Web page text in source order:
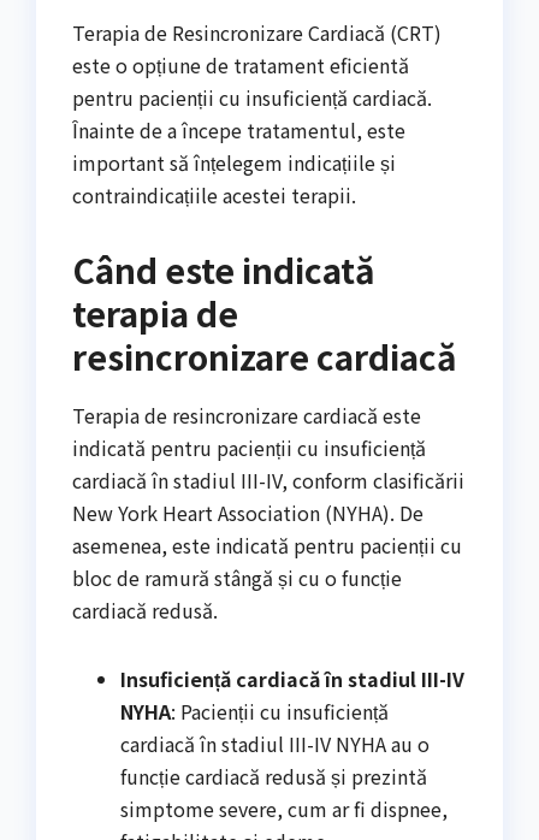
Terapia de Resincronizare Cardiacă (CRT)
este o opțiune de tratament eficientă
pentru pacienții cu insuficiență cardiacă.
Înainte de a începe tratamentul, este
important să înțelegem indicațiile și
contraindicațiile acestei terapii.
Când este indicată
terapia de
resincronizare cardiacă
Terapia de resincronizare cardiacă este
indicată pentru pacienții cu insuficiență
cardiacă în stadiul III-IV, conform clasificării
New York Heart Association (NYHA). De
asemenea, este indicată pentru pacienții cu
bloc de ramură stângă și cu o funcție
cardiacă redusă.
Insuficiență cardiacă în stadiul III-IV
NYHA: Pacienții cu insuficiență
cardiacă în stadiul III-IV NYHA au o
funcție cardiacă redusă și prezintă
simptome severe, cum ar fi dispnee,